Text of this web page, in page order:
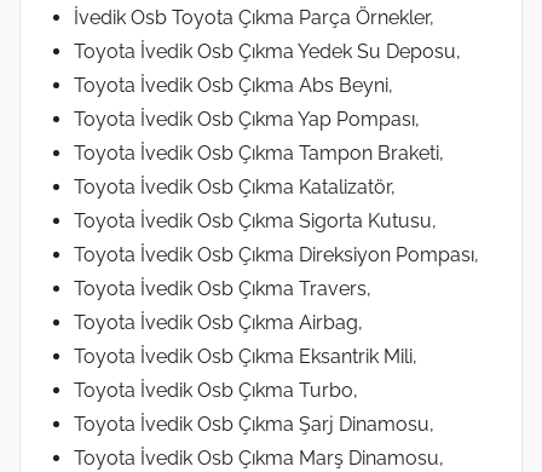
İvedik Osb Toyota Çıkma Parça Örnekler,
Toyota İvedik Osb Çıkma Yedek Su Deposu,
Toyota İvedik Osb Çıkma Abs Beyni,
Toyota İvedik Osb Çıkma Yap Pompası,
Toyota İvedik Osb Çıkma Tampon Braketi,
Toyota İvedik Osb Çıkma Katalizatör,
Toyota İvedik Osb Çıkma Sigorta Kutusu,
Toyota İvedik Osb Çıkma Direksiyon Pompası,
Toyota İvedik Osb Çıkma Travers,
Toyota İvedik Osb Çıkma Airbag,
Toyota İvedik Osb Çıkma Eksantrik Mili,
Toyota İvedik Osb Çıkma Turbo,
Toyota İvedik Osb Çıkma Şarj Dinamosu,
Toyota İvedik Osb Çıkma Marş Dinamosu,